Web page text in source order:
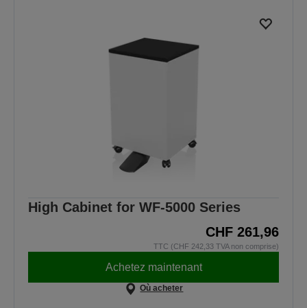
High Cabinet for WF-5000 Series
CHF 261,96
TTC (CHF 242,33 TVA non comprise)
Achetez maintenant
Où acheter